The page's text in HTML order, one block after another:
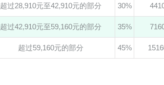
超过28,910元至42,910元的部分 30%
超过42,910元至59,160元的部分 35%
超过59,160元的部分 45%